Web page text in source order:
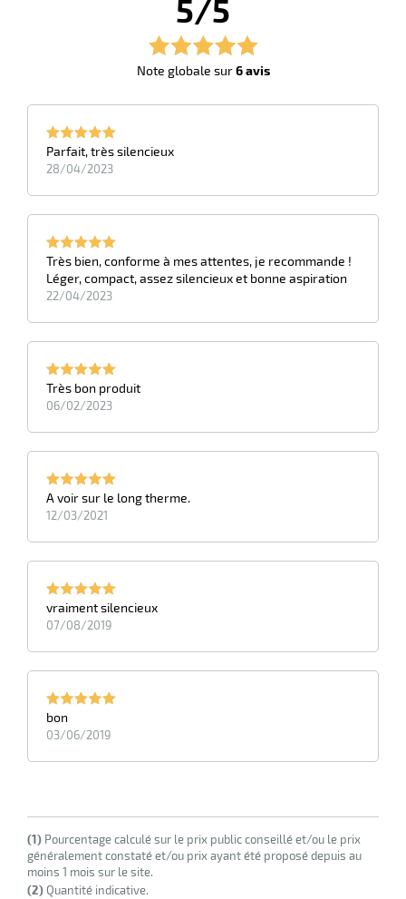
5/5
Note globale sur6 avis
Parfait, très silencieux
28/04/2023
Très bien, conforme à mes attentes, je recommande !
Léger, compact, assez silencieux et bonne aspiration
22/04/2023
Très bon produit
06/02/2023
A voir sur le long therme.
12/03/2021
vraiment silencieux
07/08/2019
bon
03/06/2019
(1) Pourcentage calculé sur le prix public conseillé et/ou le prix
généralement constaté et/ou prix ayant été proposé depuis au
moins 1 mois sur le site.
(2)Quantité indicative.